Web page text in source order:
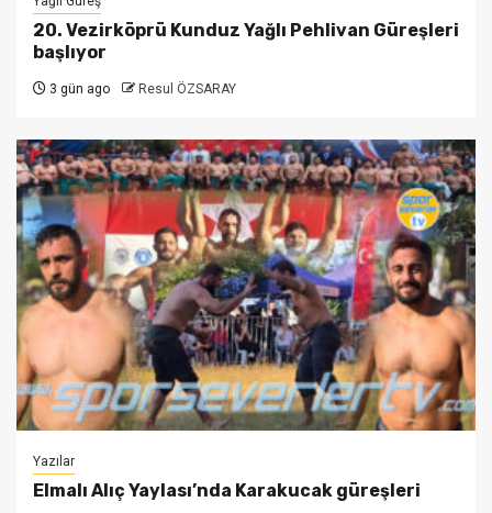
20. Vezirköprü Kunduz Yağlı Pehlivan Güreşleri
başlıyor
3 gün ago Resul ÖZSARAY
Yazılar
Elmalı Alıç Yaylası’nda Karakucak güreşleri